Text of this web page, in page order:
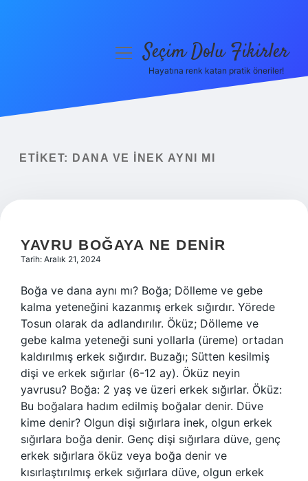
Yasal Uyarı
menüyüSeçim Dolu Fikirler
Hayatına renk katan pratik öneriler!
ETIKET: DANA VE INEK AYNI MI
YAVRU BOĞAYA NE DENIR
Tarih: Aralık 21, 2024
Boğa ve dana aynı mı? Boğa; Dölleme ve gebe
kalma yeteneğini kazanmış erkek sığırdır. Yörede
Tosun olarak da adlandırılır. Öküz; Dölleme ve
gebe kalma yeteneği suni yollarla (üreme) ortadan
kaldırılmış erkek sığırdır. Buzağı; Sütten kesilmiş
dişi ve erkek sığırlar (6-12 ay). Öküz neyin
yavrusu? Boğa: 2 yaş ve üzeri erkek sığırlar. Öküz:
Bu boğalara hadım edilmiş boğalar denir. Düve
kime denir? Olgun dişi sığırlara inek, olgun erkek
sığırlara boğa denir. Genç dişi sığırlara düve, genç
erkek sığırlara öküz veya boğa denir ve
kısırlaştırılmış erkek sığırlara düve, olgun erkek